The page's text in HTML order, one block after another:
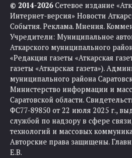
© 2014-2026Сетевое издание
Интернет-версия» Новости
События. Реклама. Мнения.
Учредители: Муниципальное
Аткарского муниципального
«Редакция газеты «Аткарская
газеты «Аткарская газета»).
муниципального района
Министерство информации и
Саратовской области.
ФС77-89850 от 22 июля 2025 г.,
службой по надзору в сфере
технологий и массовых
Авторские права защищены.
Е.В.